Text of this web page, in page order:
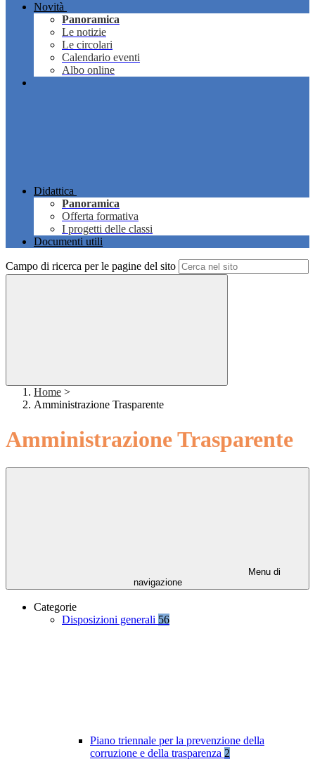
Novità
Panoramica
Le notizie
Le circolari
Calendario eventi
Albo online
Didattica
Panoramica
Offerta formativa
I progetti delle classi
Documenti utili
Campo di ricerca per le pagine del sito
Home >
Amministrazione Trasparente
Amministrazione Trasparente
Menu di
navigazione
Categorie
Disposizioni generali 56
Piano triennale per la prevenzione della
corruzione e della trasparenza 2